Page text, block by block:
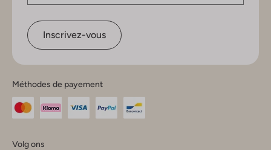
Inscrivez-vous
Méthodes de payement
Volg ons